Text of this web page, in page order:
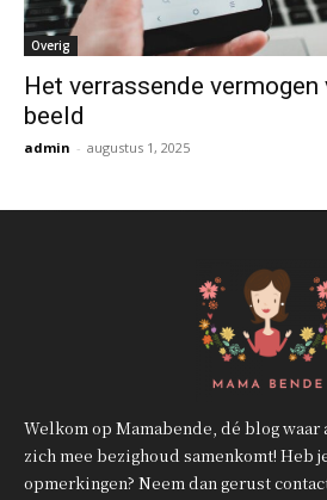
Overig
Het verrassende
beeld
admin - augustus 1, 2025
Welkom op Mamabende, dé blog
zich mee bezighoud samenkomt! Heb
opmerkingen? Neem dan gerust